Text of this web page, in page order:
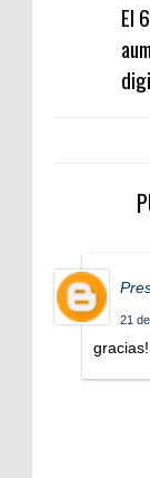
El
21
gracias!